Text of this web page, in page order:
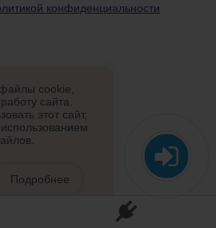
конфиденциальности
cookie,
сайта.
этот сайт,
Подробнее